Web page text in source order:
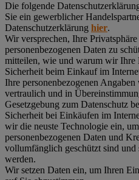
Die folgende
Sie ein gewerblicher
Datenschutzerklärung hier.
Wir versprechen, Ihre
personenbezogenen Daten zu
mitteilen, wie und warum wir Ihre
Sicherheit beim Einkauf im
Ihre personenbezogenen
vertraulich und in
Gesetzgebung zum Datenschutz
Sicherheit bei Einkäufen im
wir die neuste Technologie ein,
personenbezogenen Daten und
vollumfänglich geschützt sind und
werden.
Wir setzen Daten ein, um Ihren